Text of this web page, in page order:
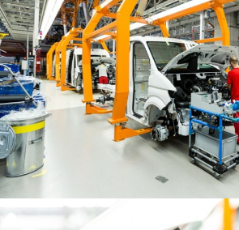
Zrównoważony